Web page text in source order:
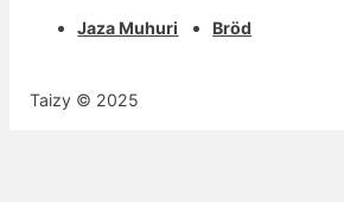
Jaza Muhuri Bröd
Taizy © 2025